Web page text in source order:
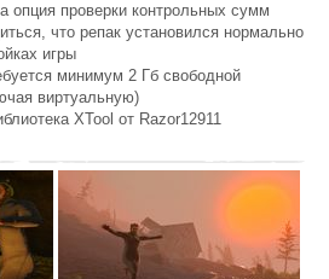
опция проверки контрольных сумм
что репак установился нормально
игры
минимум 2 Гб свободной
виртуальную)
XTool от Razor12911